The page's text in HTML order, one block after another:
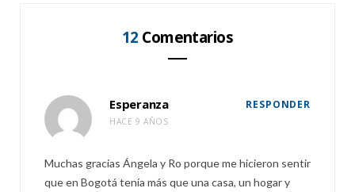
12 Comentarios
Esperanza
HACE 9 AÑOS
RESPONDER
Muchas gracias Ángela y Ro porque me hicieron sentir
que en Bogotá tenía más que una casa, un hogar y